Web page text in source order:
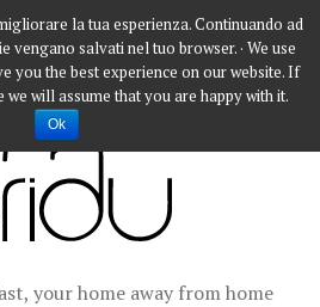
your home away from home
la tua esperienza. Continuando ad
vengano salvati nel tuo browser. · We use
you the best experience on our website. If
we will assume that you are happy with it.
Ok